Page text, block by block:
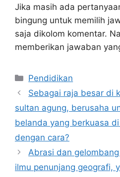
Jika masih ada
bingung untuk memilih
saja dikolom komentar.
memberikan jawaban
Kategori
Pendidikan
Sebagai raja besar di
sultan agung, berusaha
belanda yang berkuasa
dengan cara?
Abrasi dan
ilmu penunjang geografi,